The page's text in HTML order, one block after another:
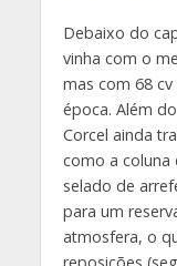
Debaixo do
vinha com o
mas com 68
época. Além
Corcel ainda
como a coluna
selado de
para um
atmosfera, o
reposições